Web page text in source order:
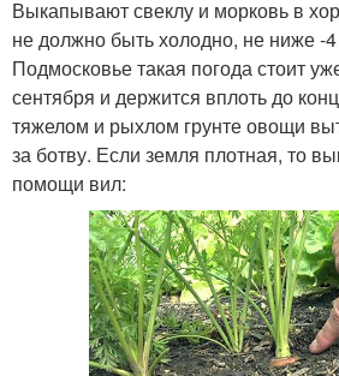
Выкапывают свеклу и морковь в
не должно быть холодно, не ниже -
Подмосковье такая погода стоит
сентября и держится вплоть до
тяжелом и рыхлом грунте овощи
за ботву. Если земля плотная, то
помощи вил: